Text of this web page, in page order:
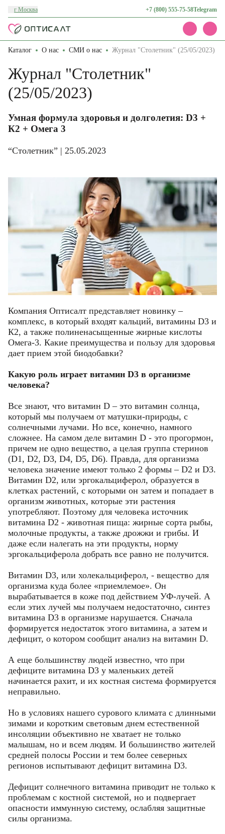
г Москва +7 (800) 555-75-58Telegram
Каталог
Доставка и оплата
Каталог О нас СМИ о нас Журнал "Столетник" (25/05/2023)
Журнал "Столетник"
(25/05/2023)
Умная формула здоровья и долголетия: D3 +
К2 + Омега 3
“Столетник” | 25.05.2023
Компания Оптисалт представляет новинку –
комплекс, в который входят кальций, витамины D3 и
К2, а также полиненасыщенные жирные кислоты
Омега-3. Какие преимущества и пользу для здоровья
дает прием этой биодобавки?
Какую роль играет витамин D3 в организме
человека?
Все знают, что витамин D – это витамин солнца,
который мы получаем от матушки-природы, с
солнечными лучами. Но все, конечно, намного
сложнее. На самом деле витамин D - это прогормон,
причем не одно вещество, а целая группа стеринов
(D1, D2, D3, D4, D5, D6). Правда, для организма
человека значение имеют только 2 формы – D2 и D3.
Витамин D2, или эргокальциферол, образуется в
клетках растений, с которыми он затем и попадает в
организм животных, которые эти растения
употребляют. Поэтому для человека источник
витамина D2 - животная пища: жирные сорта рыбы,
молочные продукты, а также дрожжи и грибы. И
даже если налегать на эти продукты, норму
эргокальциферола добрать все равно не получится.
Витамин D3, или холекальциферол, - вещество для
организма куда более «приемлемое». Он
вырабатывается в коже под действием УФ-лучей. А
если этих лучей мы получаем недостаточно, синтез
витамина D3 в организме нарушается. Сначала
формируется недостаток этого витамина, а затем и
дефицит, о котором сообщит анализ на витамин D.
А еще большинству людей известно, что при
дефиците витамина D3 у маленьких детей
начинается рахит, и их костная система формируется
неправильно.
Но в условиях нашего сурового климата с длинными
зимами и коротким световым днем естественной
инсоляции объективно не хватает не только
малышам, но и всем людям. И большинство жителей
средней полосы России и тем более северных
регионов испытывают дефицит витамина D3.
Дефицит солнечного витамина приводит не только к
проблемам с костной системой, но и подвергает
опасности иммунную систему, ослабляя защитные
силы организма.